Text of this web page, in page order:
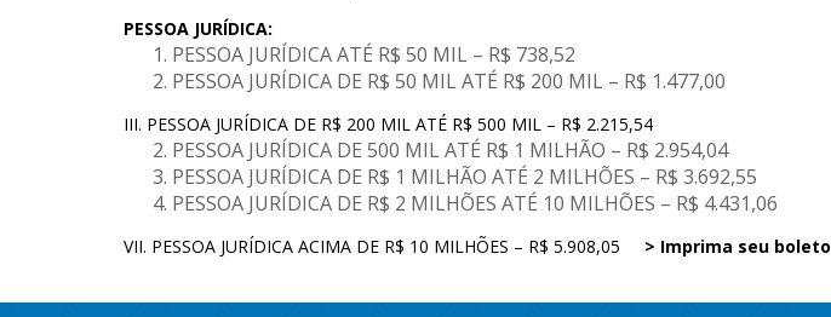
PESSOA JURÍDICA:
PESSOA JURÍDICA ATÉ R$ 50 MIL – R$ 738,52
PESSOA JURÍDICA DE R$ 50 MIL ATÉ R$ 200 MIL – R$ 1.477,00
III. PESSOA JURÍDICA DE R$ 200 MIL ATÉ R$ 500 MIL – R$ 2.215,54
PESSOA JURÍDICA DE 500 MIL ATÉ R$ 1 MILHÃO – R$ 2.954,04
PESSOA JURÍDICA DE R$ 1 MILHÃO ATÉ 2 MILHÕES – R$ 3.692,55
PESSOA JURÍDICA DE R$ 2 MILHÕES ATÉ 10 MILHÕES – R$ 4.431,06
VII. PESSOA JURÍDICA ACIMA DE R$ 10 MILHÕES – R$ 5.908,05 > Imprima seu boleto